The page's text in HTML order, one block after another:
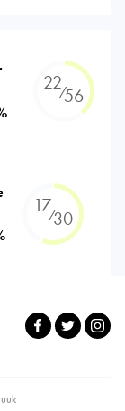
22⁄56
17⁄30